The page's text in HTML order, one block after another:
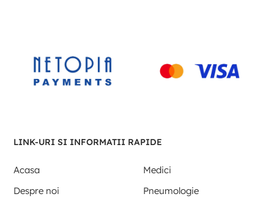
LINK-URI SI INFORMATII RAPIDE
Acasa
Medici
Despre noi
Pneumologie